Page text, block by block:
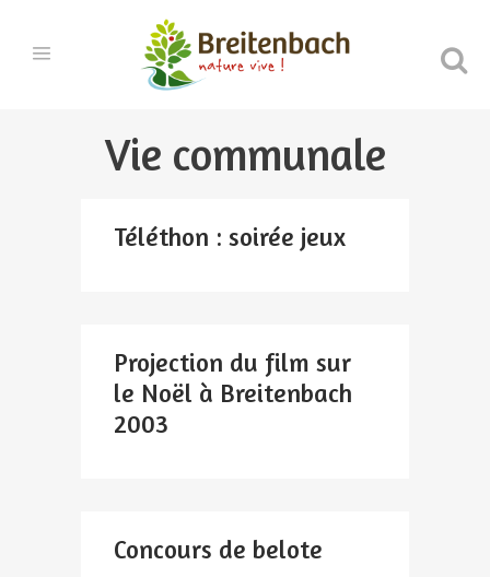
Vie communale
Téléthon : soirée jeux
Projection du film sur
le Noël à Breitenbach
2003
Concours de belote